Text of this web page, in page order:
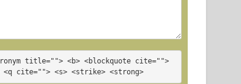
title=""> <b> <blockquote cite="">
<q cite=""> <s> <strike> <strong>